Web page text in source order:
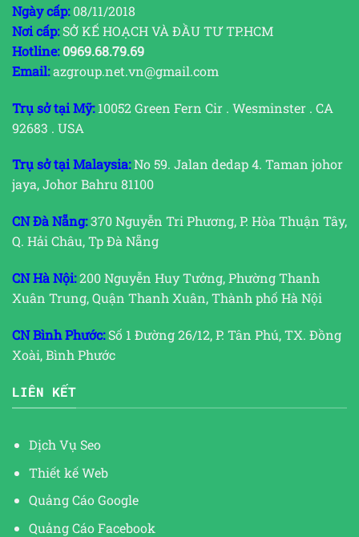
Ngày cấp:08/11/2018
Nơi cấp:SỞ KẾ HOẠCH VÀ ĐẦU TƯ TP.HCM
Hotline: 0969.68.79.69
Email:azgroup.net.vn@gmail.com
Trụ sở tại Mỹ:10052 Green Fern Cir . Wesminster . CA
92683 . USA
Trụ sở tại Malaysia:No 59. Jalan dedap 4. Taman johor
jaya, Johor Bahru 81100
CN Đà Nẵng:370 Nguyễn Tri Phương, P. Hòa Thuận Tây,
Q. Hải Châu, Tp Đà Nẵng
CN Hà Nội:200 Nguyễn Huy Tưởng, Phường Thanh
Xuân Trung, Quận Thanh Xuân, Thành phố Hà Nội
CN Bình Phước:Số 1 Đường 26/12, P. Tân Phú, TX. Đồng
Xoài, Bình Phước
LIÊN KẾT
Dịch Vụ Seo
Thiết kế Web
Quảng Cáo Google
Quảng Cáo Facebook